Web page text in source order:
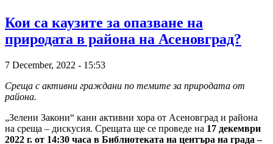
Кои са каузите за опазване на
природата в района на Асеновград?
7 December, 2022 - 15:53
Среща с активни граждани по темите за природата от
района.
„Зелени Закони“ кани активни хора от Асеновград и района
на среща – дискусия. Срещата ще се проведе на 17 декември
2022 г. от 14:30 часа в Библиотеката на центъра на града –